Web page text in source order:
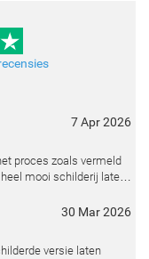
7 Apr 2026
proces zoals vermeld
mooi schilderij laten
30 Mar 2026
versie laten